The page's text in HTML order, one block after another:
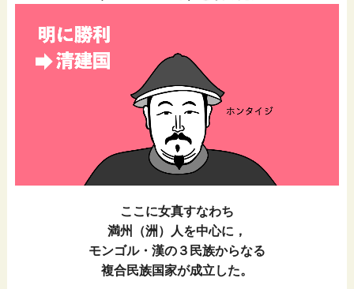
ここに女真すなわち
満州（洲）人を中心に，
モンゴル・漢の３民族からなる
複合民族国家が成立した。